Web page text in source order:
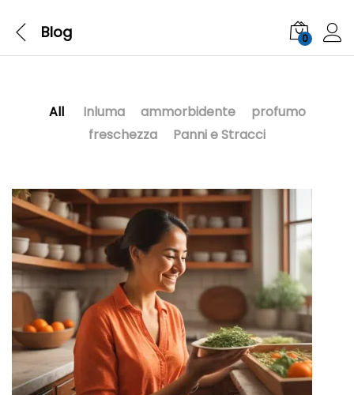
Blog 0
All Inluma ammorbidente
profumo
freschezza
Panni e Stracci